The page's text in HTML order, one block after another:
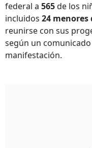
federal a 565de los
incluidos 24 menores
reunirse con sus
según un
manifestación.